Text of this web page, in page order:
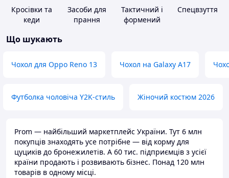
Кросівки та
кеди
Засоби для
прання
Тактичний і
формений
Спецвзуття
Що шукають
Чохол для Oppo Reno 13 Чохол на Galaxy A17
Футболка чоловіча Y2K-стиль Жіночий костюм 2026
Prom — найбільший маркетплейс України. Тут 6 млн
покупців знаходять усе потрібне — від корму для
цуциків до бронежилетів. А 60 тис. підприємців з усієї
країни продають і розвивають бізнес. Понад 120 млн
товарів в одному місці.